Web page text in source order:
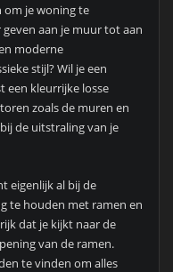
om je woning te
aan je muur tot aan
moderne
stijl? Wil je een
een kleurrijke losse
zoals de muren en
de uitstraling van je
eigenlijk al bij de
te houden met ramen en
dat je kijkt naar de
van de ramen.
te vinden om alles